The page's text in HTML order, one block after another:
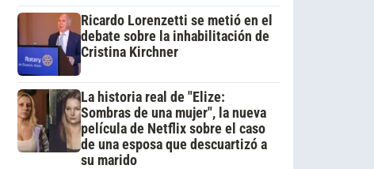
Ricardo Lorenzetti se metió en el
debate sobre la inhabilitación de
Cristina Kirchner
La historia real de "Elize:
Sombras de una mujer", la nueva
película de Netflix sobre el caso
de una esposa que descuartizó a
su marido